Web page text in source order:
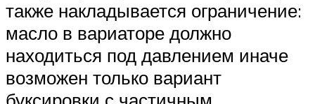
также накладывается ограничение:
масло в вариаторе должно
находиться под давлением иначе
возможен только вариант